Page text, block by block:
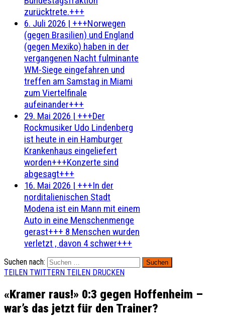
zurücktrete.+++
6. Juli 2026 | +++Norwegen
(gegen Brasilien) und England
(gegen Mexiko) haben in der
vergangenen Nacht fulminante
WM-Siege eingefahren und
treffen am Samstag in Miami
zum Viertelfinale
aufeinander+++
29. Mai 2026 | +++Der
Rockmusiker Udo Lindenberg
ist heute in ein Hamburger
Krankenhaus eingeliefert
worden+++Konzerte sind
abgesagt+++
16. Mai 2026 | +++In der
norditalienischen Stadt
Modena ist ein Mann mit einem
Auto in eine Menschenmenge
gerast+++ 8 Menschen wurden
verletzt , davon 4 schwer+++
Suchen nach:
TEILEN TWITTERN TEILEN DRUCKEN
«Kramer raus!» 0:3 gegen Hoffenheim –
war’s das jetzt für den Trainer?